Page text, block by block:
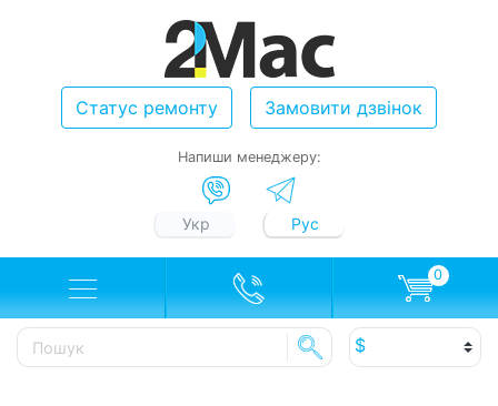
Статус ремонту Замовити дзвінок
Напиши менеджеру:
Укр Рус
0